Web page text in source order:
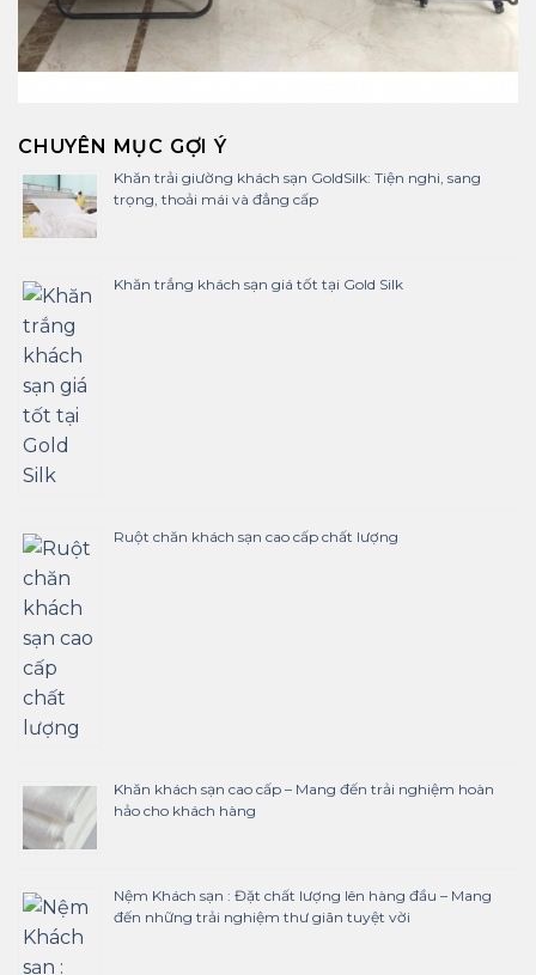
CHUYÊN MỤC GỢI Ý
Khăn trải giường khách sạn GoldSilk: Tiện nghi, sang
trọng, thoải mái và đẳng cấp
Khăn trắng khách sạn giá tốt tại Gold Silk
Ruột chăn khách sạn cao cấp chất lượng
Khăn khách sạn cao cấp – Mang đến trải nghiệm hoàn
hảo cho khách hàng
Nệm Khách sạn : Đặt chất lượng lên hàng đầu – Mang
đến những trải nghiệm thư giãn tuyệt vời